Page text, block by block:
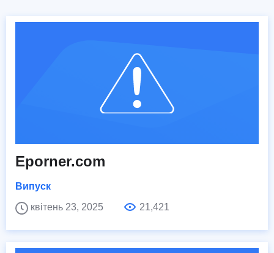
Eporner.com
Випуск
квітень 23, 2025
21,421